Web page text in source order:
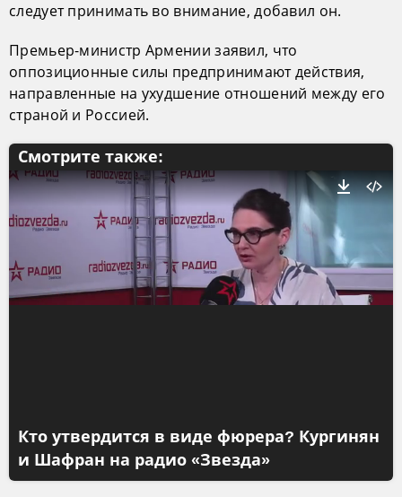
следует принимать во внимание, добавил он.
Премьер-министр Армении заявил, что
оппозиционные силы предпринимают действия,
направленные на ухудшение отношений между его
страной и Россией.
Смотрите также:
Кто утвердится в виде фюрера? Кургинян
и Шафран на радио «Звезда»